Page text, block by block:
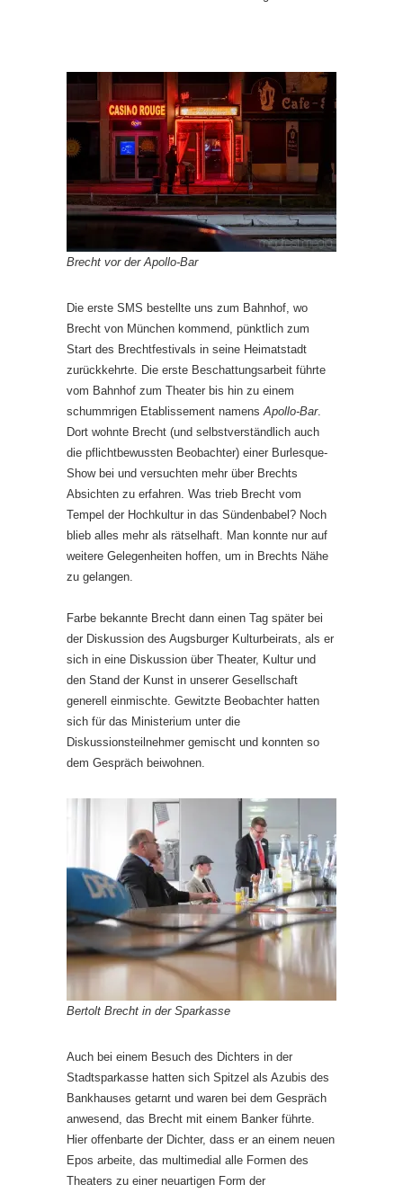
Brecht vor der Apollo-Bar
Die erste SMS bestellte uns zum Bahnhof, wo
Brecht von München kommend, pünktlich zum
Start des Brechtfestivals in seine Heimatstadt
zurückkehrte. Die erste Beschattungsarbeit führte
vom Bahnhof zum Theater bis hin zu einem
schummrigen Etablissement namens Apollo-Bar.
Dort wohnte Brecht (und selbstverständlich auch
die pflichtbewussten Beobachter) einer Burlesque-
Show bei und versuchten mehr über Brechts
Absichten zu erfahren. Was trieb Brecht vom
Tempel der Hochkultur in das Sündenbabel? Noch
blieb alles mehr als rätselhaft. Man konnte nur auf
weitere Gelegenheiten hoffen, um in Brechts Nähe
zu gelangen.
Farbe bekannte Brecht dann einen Tag später bei
der Diskussion des Augsburger Kulturbeirats, als er
sich in eine Diskussion über Theater, Kultur und
den Stand der Kunst in unserer Gesellschaft
generell einmischte. Gewitzte Beobachter hatten
sich für das Ministerium unter die
Diskussionsteilnehmer gemischt und konnten so
dem Gespräch beiwohnen.
Bertolt Brecht in der Sparkasse
Auch bei einem Besuch des Dichters in der
Stadtsparkasse hatten sich Spitzel als Azubis des
Bankhauses getarnt und waren bei dem Gespräch
anwesend, das Brecht mit einem Banker führte.
Hier offenbarte der Dichter, dass er an einem neuen
Epos arbeite, das multimedial alle Formen des
Theaters zu einer neuartigen Form der